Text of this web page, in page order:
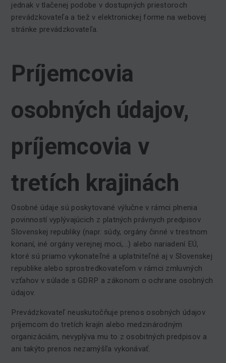
jednak v tlačenej podobe v dostupných priestoroch
prevádzkovateľa a tiež v elektronickej forme na webovej
stránke prevádzkovateľa.
Príjemcovia
osobných údajov,
príjemcovia v
tretích krajinách
Osobné údaje sú poskytované výlučne v rámci plnenia
povinností vyplývajúcich z platných právnych predpisov
Slovenskej republiky (napr. súdy, orgány činné v trestnom
konaní, iné orgány verejnej moci,...) alebo nariadení EÚ,
ktoré sú priamo vykonateľné a uplatniteľné aj v Slovenskej
republike alebo sprostredkovateľom v rámci zmluvných
vzťahov v súlade s GDRP a zákonom o ochrane osobných
údajov.
Prevádzkovateľ neuskutočňuje prenos osobných údajov
príjemcom do tretích krajín alebo medzinárodným
organizáciám, nevyplýva mu to z osobitných predpisov a
ani takýto prenos nezamýšľa vykonávať.